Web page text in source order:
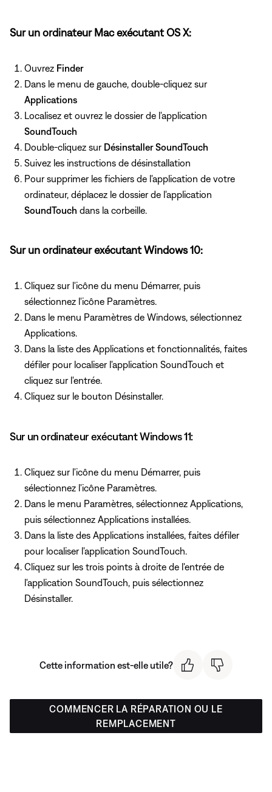
Sur un ordinateur Mac exécutant OS X:
Ouvrez Finder
Dans le menu de gauche, double-cliquez sur
Applications
Localisez et ouvrez le dossier de l'application
SoundTouch
Double-cliquez sur Désinstaller SoundTouch
Suivez les instructions de désinstallation
Pour supprimer les fichiers de l'application de votre
ordinateur, déplacez le dossier de l'application
SoundTouch dans la corbeille.
Sur un ordinateur exécutant Windows 10:
Cliquez sur l'icône du menu Démarrer, puis
sélectionnez l'icône Paramètres.
Dans le menu Paramètres de Windows, sélectionnez
Applications.
Dans la liste des Applications et fonctionnalités, faites
défiler pour localiser l'application SoundTouch et
cliquez sur l'entrée.
Cliquez sur le bouton Désinstaller.
Sur un ordinateur exécutant Windows 11:
Cliquez sur l'icône du menu Démarrer, puis
sélectionnez l'icône Paramètres.
Dans le menu Paramètres, sélectionnez Applications,
puis sélectionnez Applications installées.
Dans la liste des Applications installées, faites défiler
pour localiser l'application SoundTouch.
Cliquez sur les trois points à droite de l'entrée de
l'application SoundTouch, puis sélectionnez
Désinstaller.
Cette information est-elle utile?
COMMENCER LA RÉPARATION OU LE
REMPLACEMENT